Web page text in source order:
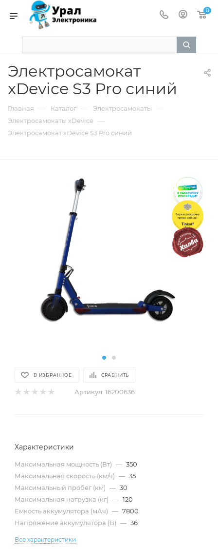
0
Электросамокат
xDevice S3 Pro синий
Главная — Каталог — Электросамокаты —
Электросамокаты xDevice —
Электросамокат xDevice S3 Pro синий
В ИЗБРАННОЕ СРАВНИТЬ
Артикул: 16200636
Характеристики
Максимальная мощность (Вт) — 350
Максимальная скорость (км/ч) — 35
Максимальный пробег (км) — 30
Максимальная нагрузка (кг) — 120
Емкость аккумулятора (мАч) — 7800
Напряжение аккумулятора (В) — 36
Все характеристики